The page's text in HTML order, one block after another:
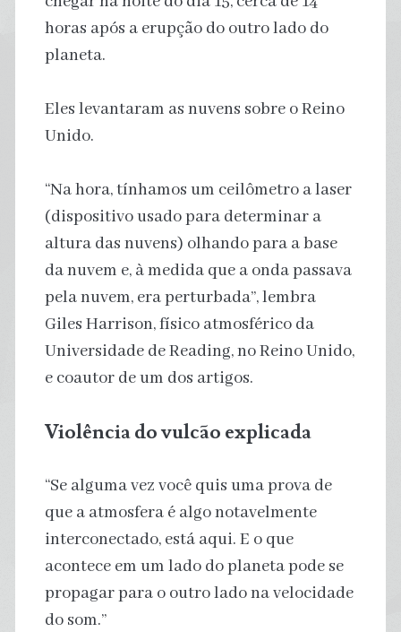
horas após a erupção do outro lado do
planeta.
Eles levantaram as nuvens sobre o Reino
Unido.
“Na hora, tínhamos um ceilômetro a laser
(dispositivo usado para determinar a
altura das nuvens) olhando para a base
da nuvem e, à medida que a onda passava
pela nuvem, era perturbada”, lembra
Giles Harrison, físico atmosférico da
Universidade de Reading, no Reino Unido,
e coautor de um dos artigos.
Violência do vulcão explicada
“Se alguma vez você quis uma prova de
que a atmosfera é algo notavelmente
interconectado, está aqui. E o que
acontece em um lado do planeta pode se
propagar para o outro lado na velocidade
do som.”